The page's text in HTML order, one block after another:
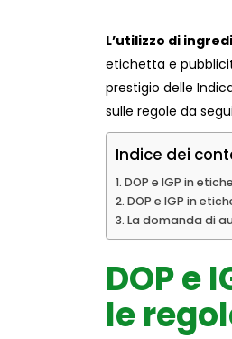
L’utilizzo di
etichetta e
prestigio delle
sulle regole da
Indice dei
DOP e IGP in
DOP e IGP in
La domanda di
DOP e
le